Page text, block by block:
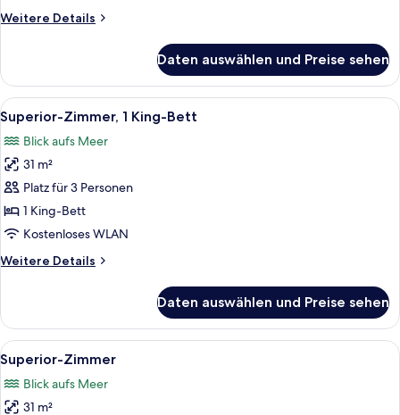
Weitere Details
Weitere
2 Einzelbetten
(Garden)
Daten auswählen und Preise sehen
Alle
Fotos
für
Superior-
Zimmer,
1 King-
Bett
Ein Hotelzimmer mit Bett,
11
Superior-Zimmer, 1 King-Bett
Blick aufs Meer
31 m²
Platz für 3 Personen
1 King-Bett
Kostenloses WLAN
Weitere Details
Weitere
Zimmer,
1 King-
Bett
Daten auswählen und Preise sehen
Alle
Fotos
für
Superior-
Ein Hotelzimmer mit zwei Betten,
6
Superior-Zimmer
Blick aufs Meer
31 m²